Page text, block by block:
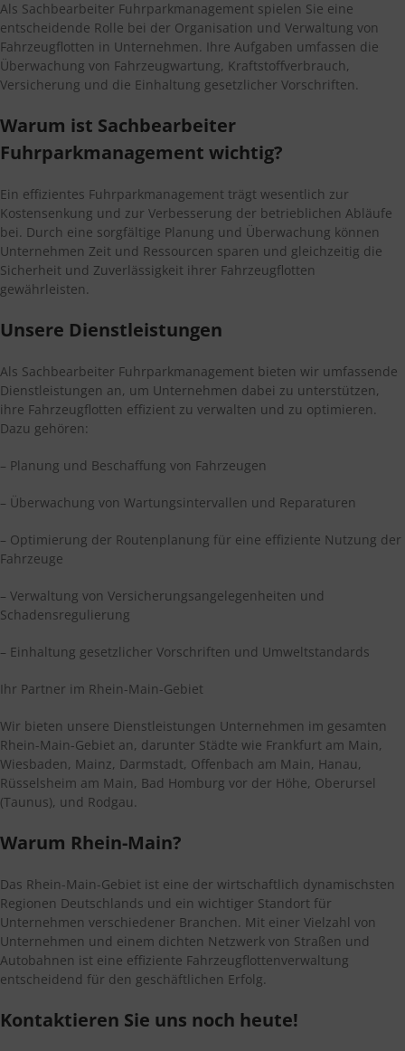
Als Sachbearbeiter Fuhrparkmanagement spielen Sie eine
entscheidende Rolle bei der Organisation und Verwaltung von
Fahrzeugflotten in Unternehmen. Ihre Aufgaben umfassen die
Überwachung von Fahrzeugwartung, Kraftstoffverbrauch,
Versicherung und die Einhaltung gesetzlicher Vorschriften.
Warum ist Sachbearbeiter
Fuhrparkmanagement wichtig?
Ein effizientes Fuhrparkmanagement trägt wesentlich zur
Kostensenkung und zur Verbesserung der betrieblichen Abläufe
bei. Durch eine sorgfältige Planung und Überwachung können
Unternehmen Zeit und Ressourcen sparen und gleichzeitig die
Sicherheit und Zuverlässigkeit ihrer Fahrzeugflotten
gewährleisten.
Unsere Dienstleistungen
Als Sachbearbeiter Fuhrparkmanagement bieten wir umfassende
Dienstleistungen an, um Unternehmen dabei zu unterstützen,
ihre Fahrzeugflotten effizient zu verwalten und zu optimieren.
Dazu gehören:
– Planung und Beschaffung von Fahrzeugen
– Überwachung von Wartungsintervallen und Reparaturen
– Optimierung der Routenplanung für eine effiziente Nutzung der
Fahrzeuge
– Verwaltung von Versicherungsangelegenheiten und
Schadensregulierung
– Einhaltung gesetzlicher Vorschriften und Umweltstandards
Ihr Partner im Rhein-Main-Gebiet
Wir bieten unsere Dienstleistungen Unternehmen im gesamten
Rhein-Main-Gebiet an, darunter Städte wie Frankfurt am Main,
Wiesbaden, Mainz, Darmstadt, Offenbach am Main, Hanau,
Rüsselsheim am Main, Bad Homburg vor der Höhe, Oberursel
(Taunus), und Rodgau.
Warum Rhein-Main?
Das Rhein-Main-Gebiet ist eine der wirtschaftlich dynamischsten
Regionen Deutschlands und ein wichtiger Standort für
Unternehmen verschiedener Branchen. Mit einer Vielzahl von
Unternehmen und einem dichten Netzwerk von Straßen und
Autobahnen ist eine effiziente Fahrzeugflottenverwaltung
entscheidend für den geschäftlichen Erfolg.
Kontaktieren Sie uns noch heute!